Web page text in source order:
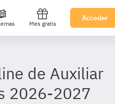
Mes gratis
Acceder
de Auxiliar
2026-2027